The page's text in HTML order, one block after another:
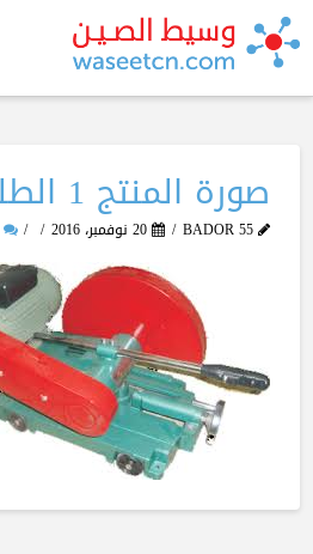
صورة المنتج 1 الطلب 268
BADOR 55 20 نوفمبر، 2016